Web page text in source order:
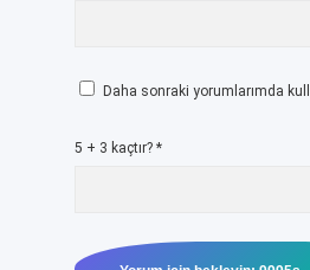
Daha sonraki yorumlarımda
5 + 3 kaçtır? *